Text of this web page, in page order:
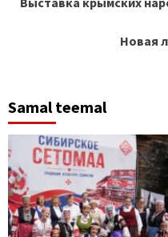
Reading
Новая
Samal teemal